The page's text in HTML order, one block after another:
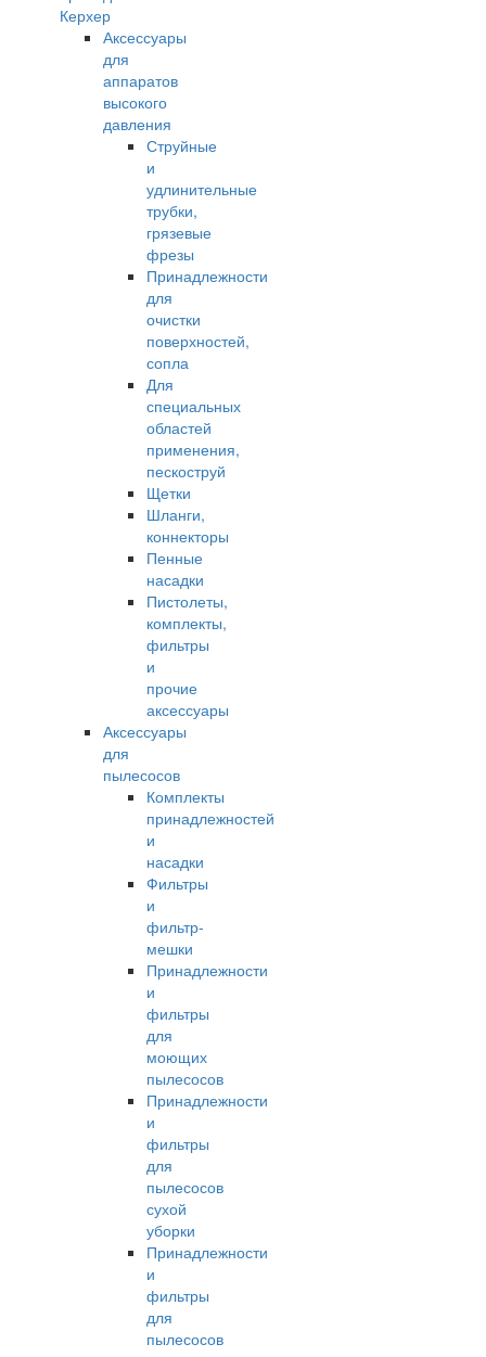
Керхер
Аксессуары
для
аппаратов
высокого
давления
Струйные
и
удлинительные
трубки,
грязевые
фрезы
Принадлежности
для
очистки
поверхностей,
сопла
Для
специальных
областей
применения,
пескоструй
Щетки
Шланги,
коннекторы
Пенные
насадки
Пистолеты,
комплекты,
фильтры
и
прочие
аксессуары
Аксессуары
для
пылесосов
Комплекты
принадлежностей
и
насадки
Фильтры
и
фильтр-
мешки
Принадлежности
и
фильтры
для
моющих
пылесосов
Принадлежности
и
фильтры
для
пылесосов
сухой
уборки
Принадлежности
и
фильтры
для
пылесосов